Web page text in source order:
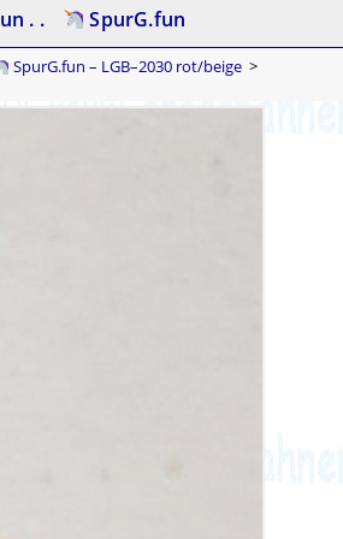
. . SpurG.fun
SpurG.fun – LGB–2030 rot/beige >